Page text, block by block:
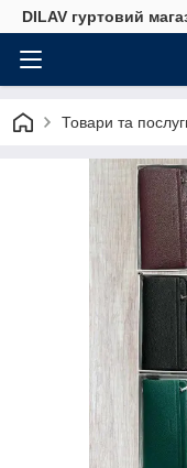
DILAV гуртовий
Товари та